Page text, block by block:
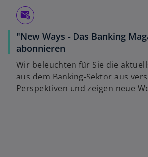
attach_email
"New Ways - Das Banking
abonnieren
Wir beleuchten für Sie die
aus dem Banking-Sektor aus
Perspektiven und zeigen neue